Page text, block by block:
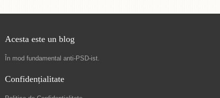
Acesta este un blog
În mod fundamental anti-PSD-ist.
Confidențialitate